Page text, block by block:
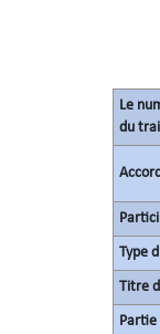
Le
du
Type
Titre
Partie